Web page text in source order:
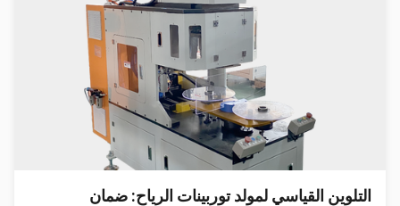
التلوين القياسي لمولد توربينات الرياح: ضمان